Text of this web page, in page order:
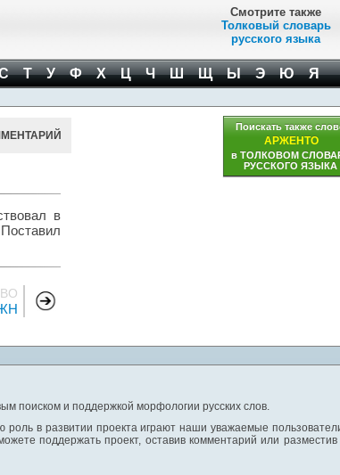
Смотрите также
Толковый словарь
русского языка
Т У Ф Х Ц Ч Ш Щ Ы Э Ю Я
в
Поискать также
АРЖЕНТО
в ТОЛКОВОМ
РУССКОГО ЯЗЫКА
поиском и поддержкой морфологии русских слов.
роль в развитии проекта играют наши уважаемые
поддержать проект, оставив комментарий или разместив